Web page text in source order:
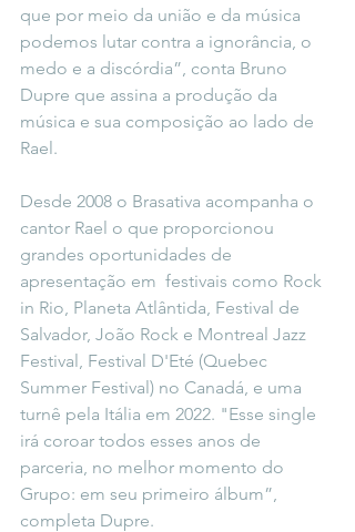
que por meio da união e da música
podemos lutar contra a ignorância, o
medo e a discórdia”, conta Bruno
Dupre que assina a produção da
música e sua composição ao lado de
Rael.
Desde 2008 o Brasativa acompanha o
cantor Rael o que proporcionou
grandes oportunidades de
apresentação em  festivais como Rock
in Rio, Planeta Atlântida, Festival de
Salvador, João Rock e Montreal Jazz
Festival, Festival D'Eté (Quebec
Summer Festival) no Canadá, e uma
turnê pela Itália em 2022. "Esse single
irá coroar todos esses anos de
parceria, no melhor momento do
Grupo: em seu primeiro álbum”,
completa Dupre.